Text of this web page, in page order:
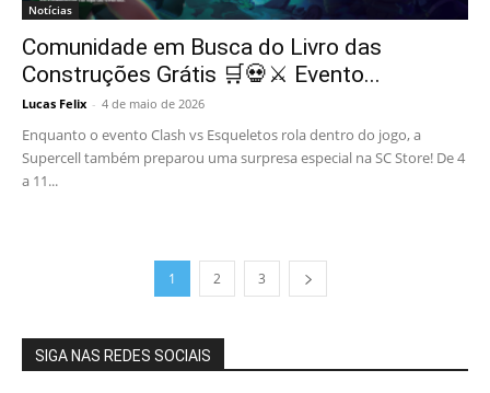
Notícias
Comunidade em Busca do Livro das
Construções Grátis 🛒💀⚔️ Evento...
Lucas Felix - 4 de maio de 2026
Enquanto o evento Clash vs Esqueletos rola dentro do jogo, a
Supercell também preparou uma surpresa especial na SC Store! De 4
a 11...
1 2 3
SIGA NAS REDES SOCIAIS